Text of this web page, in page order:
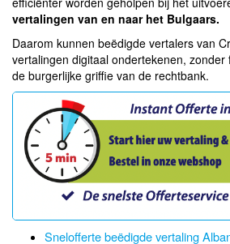
vertalingen van en naar het Bulgaars.
Daarom kunnen beëdigde vertalers van
vertalingen digitaal ondertekenen,
de burgerlijke griffie van de rechtbank.
Snelofferte beëdigde vertaling